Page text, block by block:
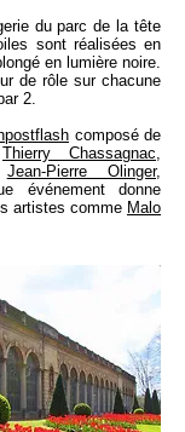
du parc de la tête
sont réalisées en
en lumière noire.
de rôle sur chacune
2.
composé de
Thierry Chassagnac,
Jean-Pierre Olinger,
événement donne
artistes comme Malo